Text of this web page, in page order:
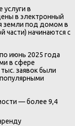
услуги в
в электронный
земли под домом в
части) начинаются с
июнь 2025 года
в сфере
заявок были
— более 9,4